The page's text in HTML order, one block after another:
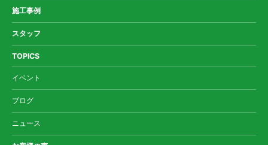
施工事例
スタッフ
TOPICS
イベント
ブログ
ニュース